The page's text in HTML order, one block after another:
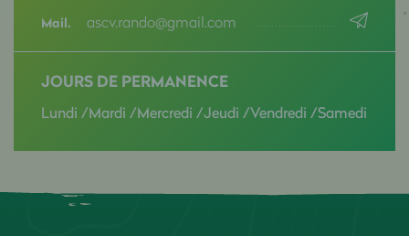
Mail. ascv.rando@gmail.com
JOURS DE PERMANENCE
Lundi /Mardi /Mercredi /Jeudi /Vendredi /Samedi